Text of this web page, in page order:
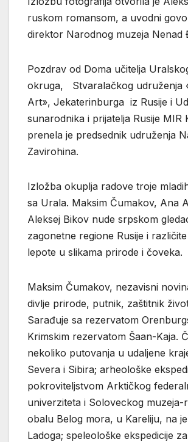
ruskom romansom, a uvodni
direktor Narodnog muzeja Nenad
Pozdrav od Doma učitelja
okruga, Stvaralačkog udruženja
Art», Jekaterinburga iz Rusije i
sunarodnika i prijatelja Rusije MIR
prenela je predsednik udruženja
Zavirohina.
Izložba okuplja radove troje
sa Urala. Maksim Čumakov, Ana
Aleksej Bikov nude srpskom
zagonetne regione Rusije i
lepote u slikama prirode i čoveka.
Maksim Čumakov, nezavisni
divlje prirode, putnik, zaštitnik
Sarađuje sa rezervatom
Krimskim rezervatom Šaan-Kaja.
nekoliko putovanja u udaljene
Severa i Sibira; arheološke
pokroviteljstvom Arktičkog
univerziteta i Soloveckog muzeja-
obalu Belog mora, u Kareliju, na
Ladoga; speleološke ekspedicije